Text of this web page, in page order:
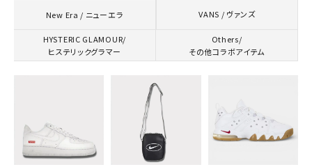
search
人気ワード 2026SS 2025AW 2025SS
New Era / ニューエラ VANS / ヴァンズ
HYSTERIC GLAMOUR/
ヒステリックグラマー
Others/
その他コラボアイテム